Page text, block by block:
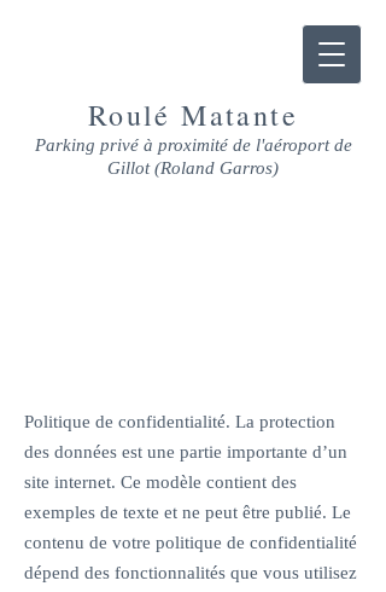
Roulé Matante
Parking privé à proximité de l'aéroport de
Gillot (Roland Garros)
Politique de confidentialité. La protection
des données est une partie importante d’un
site internet. Ce modèle contient des
exemples de texte et ne peut être publié. Le
contenu de votre politique de confidentialité
dépend des fonctionnalités que vous utilisez